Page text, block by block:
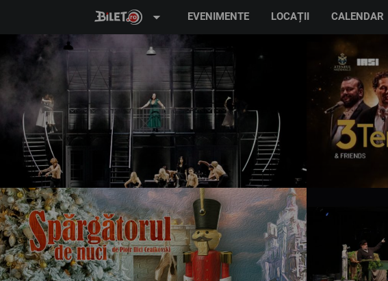
arrow_drop_down EVENIMENTE LOCAȚII CALENDAR